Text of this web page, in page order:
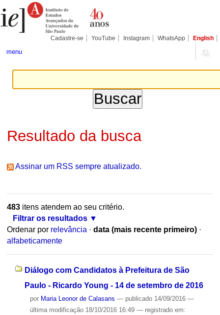
para
conteúdo.
Pessoais
Cadastre-se YouTube Instagram WhatsApp English
menu
Resultado da busca
Assinar um RSS sempre atualizado.
483itens atendem ao seu critério.
Filtrar os resultados
Ordenar por relevância · data (mais recente primeiro) ·
alfabeticamente
Diálogo com Candidatos à Prefeitura de São
Paulo - Ricardo Young - 14 de setembro de 2016
por Maria Leonor de Calasans — publicado14/09/2016 —
última modificação18/10/2016 16:49 — registrado em: